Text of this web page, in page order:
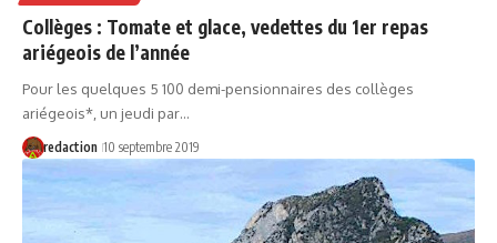
Collèges : Tomate et glace, vedettes du 1er repas
ariégeois de l’année
Pour les quelques 5 100 demi-pensionnaires des collèges
ariégeois*, un jeudi par…
redaction 10 septembre 2019